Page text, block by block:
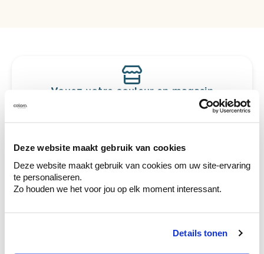
Deze website maakt gebruik van cookies
Deze website maakt gebruik van cookies om uw site-ervaring
te personaliseren.
Zo houden we het voor jou op elk moment interessant.
Details tonen
Voyez votre couleur en magasin
Découvrez des échantillons de votre
votre couleur.
Obtenez des conseils personnalisés sur la
combinaison de couleurs.
Conseil couleur à domicile